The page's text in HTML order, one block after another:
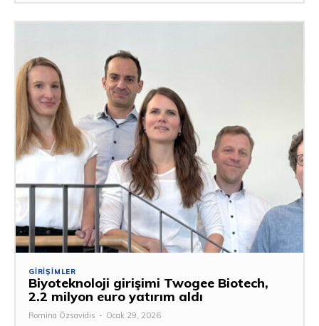
GIRIŞIMLER
Biyoteknoloji girişimi Twogee Biotech,
2.2 milyon euro yatırım aldı
Romina Özsavidis - Ocak 29, 2026